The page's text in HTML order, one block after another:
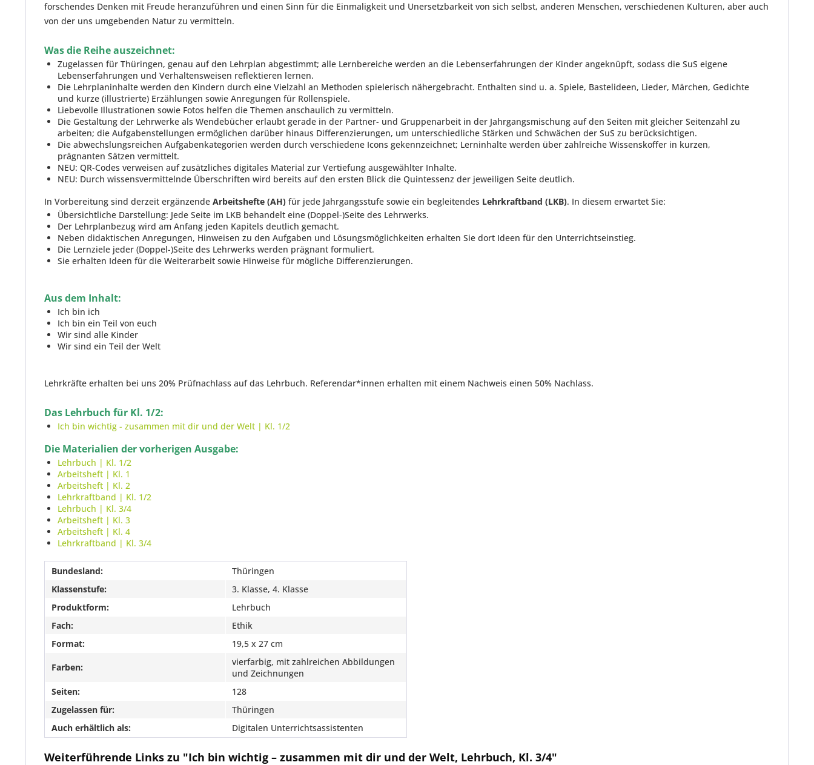
forschendes Denken mit Freude heranzuführen und einen Sinn für die Einmaligkeit und Unersetzbarkeit von sich selbst, anderen Menschen, verschiedenen Kulturen, aber auch
von der uns umgebenden Natur zu vermitteln.
Was die Reihe auszeichnet:
Zugelassen für Thüringen, genau auf den Lehrplan abgestimmt; alle Lernbereiche werden an die Lebenserfahrungen der Kinder angeknüpft, sodass die SuS eigene
Lebenserfahrungen und Verhaltensweisen reflektieren lernen.
Die Lehrplaninhalte werden den Kindern durch eine Vielzahl an Methoden spielerisch nähergebracht. Enthalten sind u. a. Spiele, Bastelideen, Lieder, Märchen, Gedichte
und kurze (illustrierte) Erzählungen sowie Anregungen für Rollenspiele.
Liebevolle Illustrationen sowie Fotos helfen die Themen anschaulich zu vermitteln.
Die Gestaltung der Lehrwerke als Wendebücher erlaubt gerade in der Partner- und Gruppenarbeit in der Jahrgangsmischung auf den Seiten mit gleicher Seitenzahl zu
arbeiten; die Aufgabenstellungen ermöglichen darüber hinaus Differenzierungen, um unterschiedliche Stärken und Schwächen der SuS zu berücksichtigen.
Die abwechslungsreichen Aufgabenkategorien werden durch verschiedene Icons gekennzeichnet; Lerninhalte werden über zahlreiche Wissenskoffer in kurzen,
prägnanten Sätzen vermittelt.
NEU: QR-Codes verweisen auf zusätzliches digitales Material zur Vertiefung ausgewählter Inhalte.
NEU: Durch wissensvermittelnde Überschriften wird bereits auf den ersten Blick die Quintessenz der jeweiligen Seite deutlich.
In Vorbereitung sind derzeit ergänzende Arbeitshefte (AH) für jede Jahrgangsstufe sowie ein begleitendes Lehrkraftband (LKB). In diesem erwartet Sie:
Übersichtliche Darstellung: Jede Seite im LKB behandelt eine (Doppel-)Seite des Lehrwerks.
Der Lehrplanbezug wird am Anfang jeden Kapitels deutlich gemacht.
Neben didaktischen Anregungen, Hinweisen zu den Aufgaben und Lösungsmöglichkeiten erhalten Sie dort Ideen für den Unterrichtseinstieg.
Die Lernziele jeder (Doppel-)Seite des Lehrwerks werden prägnant formuliert.
Sie erhalten Ideen für die Weiterarbeit sowie Hinweise für mögliche Differenzierungen.
Aus dem Inhalt:
Ich bin ich
Ich bin ein Teil von euch
Wir sind alle Kinder
Wir sind ein Teil der Welt
Lehrkräfte erhalten bei uns 20% Prüfnachlass auf das Lehrbuch. Referendar*innen erhalten mit einem Nachweis einen 50% Nachlass.
Das Lehrbuch für Kl. 1/2:
Ich bin wichtig - zusammen mit dir und der Welt | Kl. 1/2
Die Materialien der vorherigen Ausgabe:
Lehrbuch | Kl. 1/2
Arbeitsheft | Kl. 1
Arbeitsheft | Kl. 2
Lehrkraftband | Kl. 1/2
Lehrbuch | Kl. 3/4
Arbeitsheft | Kl. 3
Arbeitsheft | Kl. 4
Lehrkraftband | Kl. 3/4
Bundesland:
Thüringen
Klassenstufe:
3. Klasse, 4. Klasse
Produktform:
Lehrbuch
Fach:
Ethik
Format:
19,5 x 27 cm
Farben:
vierfarbig, mit zahlreichen Abbildungen
und Zeichnungen
Seiten:
128
Zugelassen für:
Thüringen
Auch erhältlich als:
Digitalen Unterrichtsassistenten
Weiterführende Links zu "Ich bin wichtig – zusammen mit dir und der Welt, Lehrbuch, Kl. 3/4"